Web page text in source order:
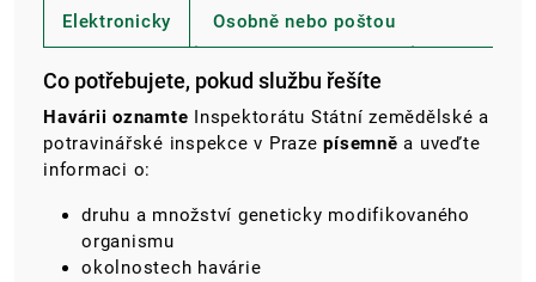
Elektronicky Osobně nebo poštou
Co potřebujete, pokud službu řešíte
Havárii oznamte Inspektorátu Státní zemědělské a
potravinářské inspekce v Praze písemněa uveďte
informaci o:
druhu a množství geneticky modifikovaného
organismu
okolnostech havárie